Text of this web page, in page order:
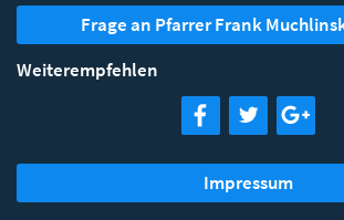
Frage an Pfarrer Frank
Weiterempfehlen
Impressum